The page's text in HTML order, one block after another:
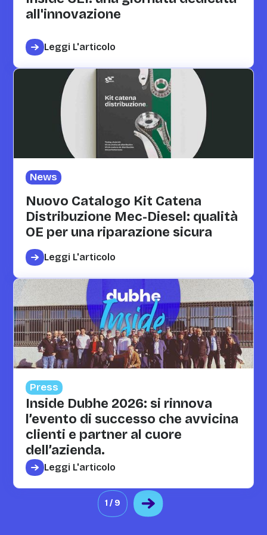
all'innovazione
Leggi L'articolo
News
Nuovo Catalogo Kit Catena
Distribuzione Mec-Diesel: qualità
OE per una riparazione sicura
Leggi L'articolo
Press
Inside Dubhe 2026: si rinnova
l’evento di successo che avvicina
clienti e partner al cuore
dell’azienda.
Leggi L'articolo
1 / 9